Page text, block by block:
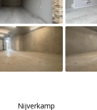
Nijverkamp